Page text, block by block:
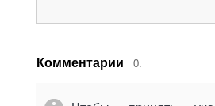
Комментарии 0.